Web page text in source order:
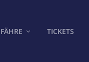
FÄHRE TICKETS